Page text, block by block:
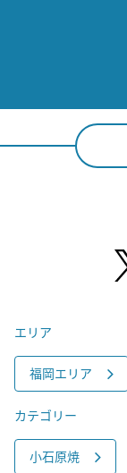
エリア
福岡エリア
カテゴリー
小石原焼